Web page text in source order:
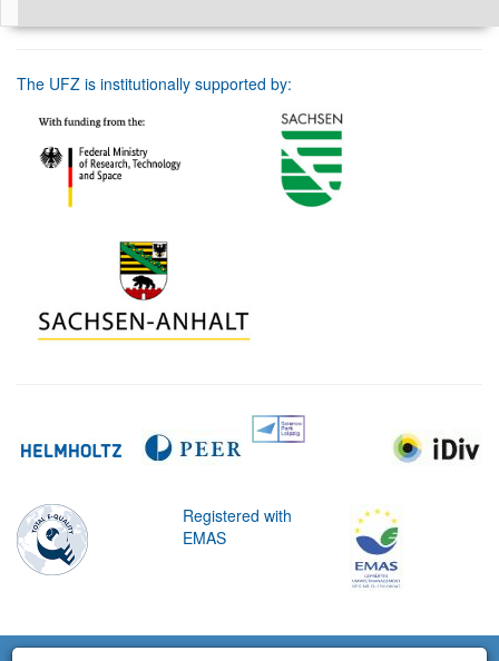
The UFZ is institutionally supported by:
Registered with
EMAS